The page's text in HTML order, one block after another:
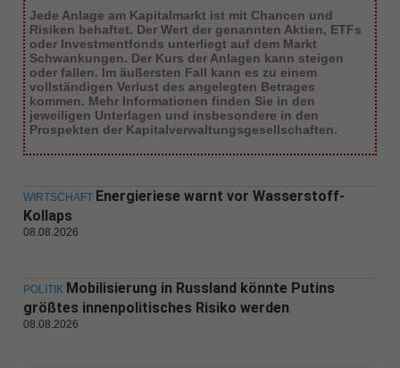
Jede Anlage am Kapitalmarkt ist mit Chancen und
Risiken behaftet. Der Wert der genannten Aktien, ETFs
oder Investmentfonds unterliegt auf dem Markt
Schwankungen. Der Kurs der Anlagen kann steigen
oder fallen. Im äußersten Fall kann es zu einem
vollständigen Verlust des angelegten Betrages
kommen. Mehr Informationen finden Sie in den
jeweiligen Unterlagen und insbesondere in den
Prospekten der Kapitalverwaltungsgesellschaften.
WIRTSCHAFT Energieriese warnt vor Wasserstoff-
Kollaps
08.08.2026
POLITIK Mobilisierung in Russland könnte Putins
größtes innenpolitisches Risiko werden
08.08.2026